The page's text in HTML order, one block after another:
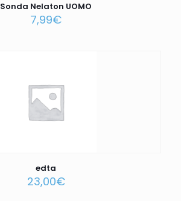
Sonda Nelaton UOMO
7,99€
edta
23,00€